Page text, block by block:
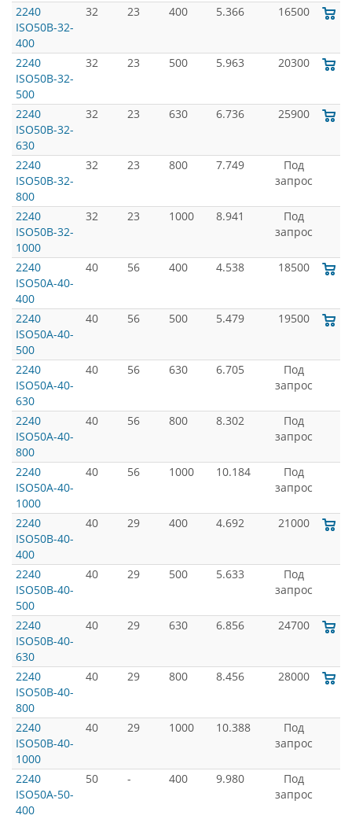
2240
ISO50B-32-
400
32 23 400 5.366 16500
2240
ISO50B-32-
500
32 23 500 5.963 20300
2240
ISO50B-32-
630
32 23 630 6.736 25900
2240
ISO50B-32-
800
32 23 800 7.749
Под
запрос
2240
ISO50B-32-
1000
32 23 1000 8.941
Под
запрос
2240
ISO50A-40-
400
40 56 400 4.538 18500
2240
ISO50A-40-
500
40 56 500 5.479 19500
2240
ISO50A-40-
630
40 56 630 6.705
Под
запрос
2240
ISO50A-40-
800
40 56 800 8.302
Под
запрос
2240
ISO50A-40-
1000
40 56 1000 10.184
Под
запрос
2240
ISO50B-40-
400
40 29 400 4.692 21000
2240
ISO50B-40-
500
40 29 500 5.633
Под
запрос
2240
ISO50B-40-
630
40 29 630 6.856 24700
2240
ISO50B-40-
800
40 29 800 8.456 28000
2240
ISO50B-40-
1000
40 29 1000 10.388
Под
запрос
2240
ISO50A-50-
400
50 - 400 9.980
Под
запрос